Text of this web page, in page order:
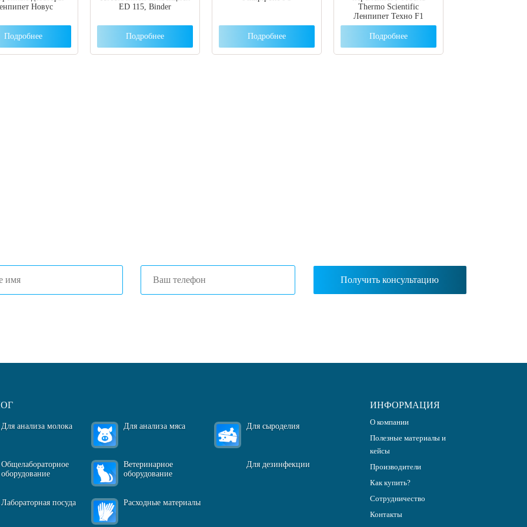
Новус
Подробнее
ED 115, Binder
Подробнее Подробнее
Thermo Scientific
Ленпипет Техно F1
Подробнее
Для анализа молока Для анализа мяса Для сыроделия
Общелабораторное
оборудование
Ветеринарное
оборудование
Для дезинфекции
Лабораторная посуда Расходные материалы
ИНФОРМАЦИЯ
О компании
Полезные материалы и
кейсы
Производители
Как купить?
Сотрудничество
Контакты